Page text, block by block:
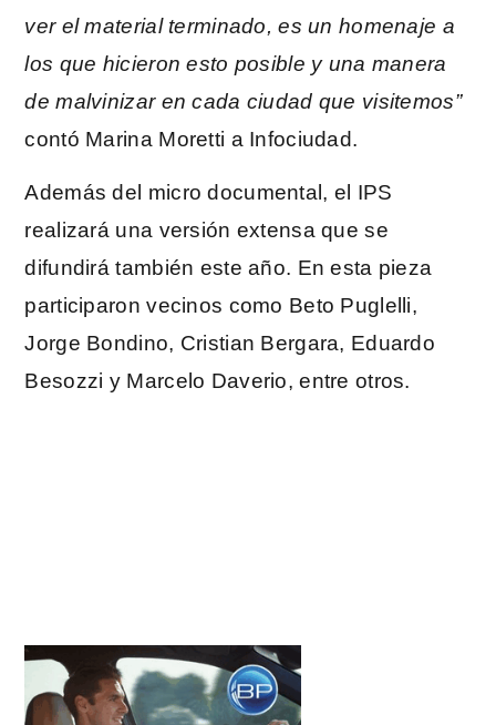
ver el material terminado, es un homenaje a
los que hicieron esto posible y una manera
de malvinizar en cada ciudad que visitemos”
contó Marina Moretti a Infociudad.
Además del micro documental, el IPS
realizará una versión extensa que se
difundirá también este año. En esta pieza
participaron vecinos como Beto Puglelli,
Jorge Bondino, Cristian Bergara, Eduardo
Besozzi y Marcelo Daverio, entre otros.